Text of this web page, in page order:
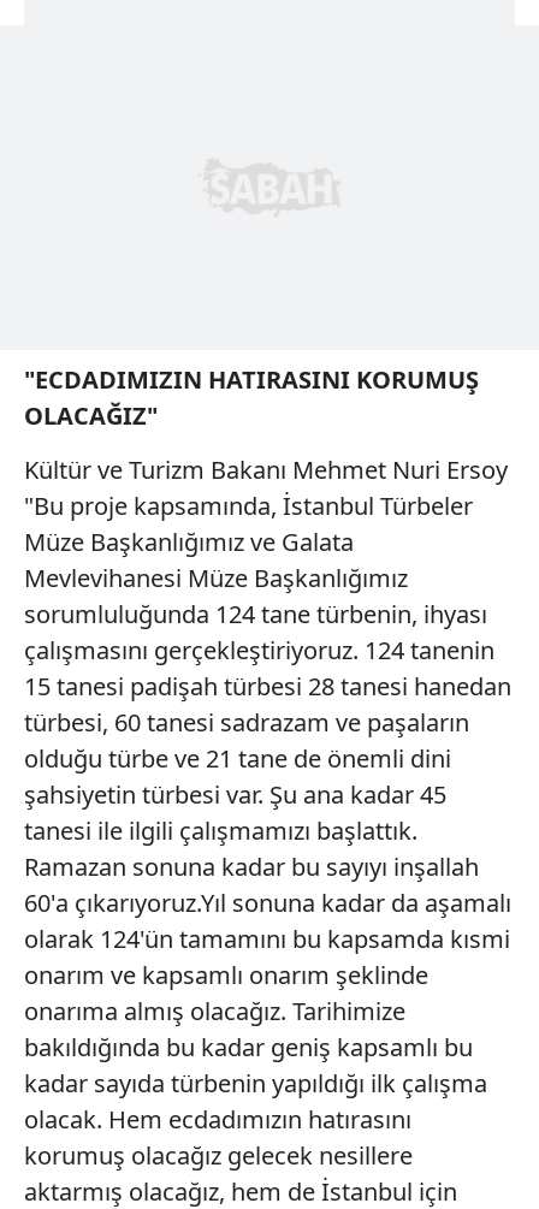
"ECDADIMIZIN HATIRASINI KORUMUŞ
OLACAĞIZ"
Kültür ve Turizm Bakanı Mehmet Nuri Ersoy
"Bu proje kapsamında, İstanbul Türbeler
Müze Başkanlığımız ve Galata
Mevlevihanesi Müze Başkanlığımız
sorumluluğunda 124 tane türbenin, ihyası
çalışmasını gerçekleştiriyoruz. 124 tanenin
15 tanesi padişah türbesi 28 tanesi hanedan
türbesi, 60 tanesi sadrazam ve paşaların
olduğu türbe ve 21 tane de önemli dini
şahsiyetin türbesi var. Şu ana kadar 45
tanesi ile ilgili çalışmamızı başlattık.
Ramazan sonuna kadar bu sayıyı inşallah
60'a çıkarıyoruz.Yıl sonuna kadar da aşamalı
olarak 124'ün tamamını bu kapsamda kısmi
onarım ve kapsamlı onarım şeklinde
onarıma almış olacağız. Tarihimize
bakıldığında bu kadar geniş kapsamlı bu
kadar sayıda türbenin yapıldığı ilk çalışma
olacak. Hem ecdadımızın hatırasını
korumuş olacağız gelecek nesillere
aktarmış olacağız, hem de İstanbul için